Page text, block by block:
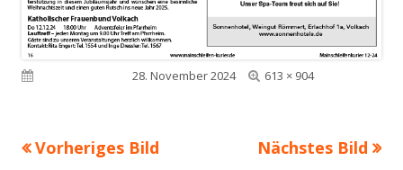
Veröffentlicht am28. November 2024
Volle
613 × 904
Vorheriges Bild Nächstes Bild